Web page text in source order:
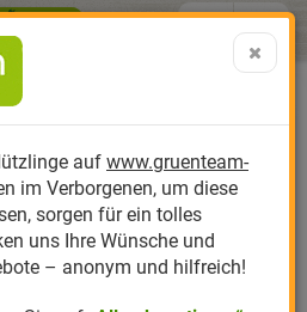
Anzucht
Dünger
Nützlinge gegen
Nützlingsarten
Biplantol
Felco
Gemüsegarten
Rasen
Aktuelle Themen
Schädlinge aktuell
Sparsets / Set-
Angebote
IM WARENKORB
() Fertig
Search
auf www.gruenteam-
im Verborgenen, um diese
sorgen für ein tolles
uns Ihre Wünsche und
– anonym und hilfreich!